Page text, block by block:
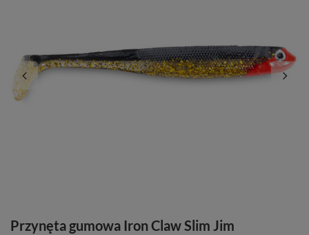
Przynęta gumowa Iron Claw Slim Jim